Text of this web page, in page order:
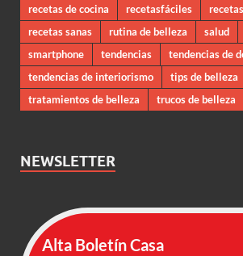
recetas de cocina
recetasfáciles
recetas sanas
rutina de belleza salud
smartphone
tendencias
tendencias de
tendencias de interiorismo
tips de belleza
tratamientos de belleza
trucos de belleza
NEWSLETTER
Alta Boletín Casa